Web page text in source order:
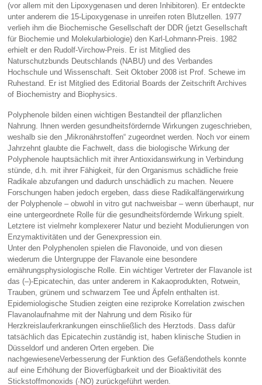
(vor allem mit den Lipoxygenasen und deren Inhibitoren). Er entdeckte
unter anderem die 15-Lipoxygenase in unreifen roten Blutzellen. 1977
verlieh ihm die Biochemische Gesellschaft der DDR (jetzt Gesellschaft
für Biochemie und Molekularbiologie) den Karl-Lohmann-Preis. 1982
erhielt er den Rudolf-Virchow-Preis. Er ist Mitglied des
Naturschutzbunds Deutschlands (NABU) und des Verbandes
Hochschule und Wissenschaft. Seit Oktober 2008 ist Prof. Schewe im
Ruhestand. Er ist Mitglied des Editorial Boards der Zeitschrift Archives
of Biochemistry and Biophysics.
Polyphenole bilden einen wichtigen Bestandteil der pflanzlichen
Nahrung. Ihnen werden gesundheitsfördernde Wirkungen zugeschrieben,
weshalb sie den „Mikronährstoffen“ zugeordnet werden. Noch vor einem
Jahrzehnt glaubte die Fachwelt, dass die biologische Wirkung der
Polyphenole hauptsächlich mit ihrer Antioxidanswirkung in Verbindung
stünde, d.h. mit ihrer Fähigkeit, für den Organismus schädliche freie
Radikale abzufangen und dadurch unschädlich zu machen. Neuere
Forschungen haben jedoch ergeben, dass diese Radikalfängerwirkung
der Polyphenole – obwohl in vitro gut nachweisbar – wenn überhaupt, nur
eine untergeordnete Rolle für die gesundheitsfördernde Wirkung spielt.
Letztere ist vielmehr komplexerer Natur und bezieht Modulierungen von
Enzymaktivitäten und der Genexpression ein.
Unter den Polyphenolen spielen die Flavonoide, und von diesen
wiederum die Untergruppe der Flavanole eine besondere
ernährungsphysiologische Rolle. Ein wichtiger Vertreter der Flavanole ist
das (–)-Epicatechin, das unter anderem in Kakaoprodukten, Rotwein,
Trauben, grünem und schwarzem Tee und Äpfeln enthalten ist.
Epidemiologische Studien zeigten eine reziproke Korrelation zwischen
Flavanolaufnahme mit der Nahrung und dem Risiko für
Herzkreislauferkrankungen einschließlich des Herztods. Dass dafür
tatsächlich das Epicatechin zuständig ist, haben klinische Studien in
Düsseldorf und anderen Orten ergeben. Die
nachgewieseneVerbesserung der Funktion des Gefäßendothels konnte
auf eine Erhöhung der Bioverfügbarkeit und der Bioaktivität des
Stickstoffmonoxids (∙NO) zurückgeführt werden.